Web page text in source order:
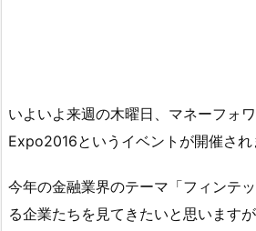
いよいよ来週の木曜日、マネーフォ
Expo2016というイベントが開催され
今年の金融業界のテーマ「フィンテ
る企業たちを見てきたいと思います